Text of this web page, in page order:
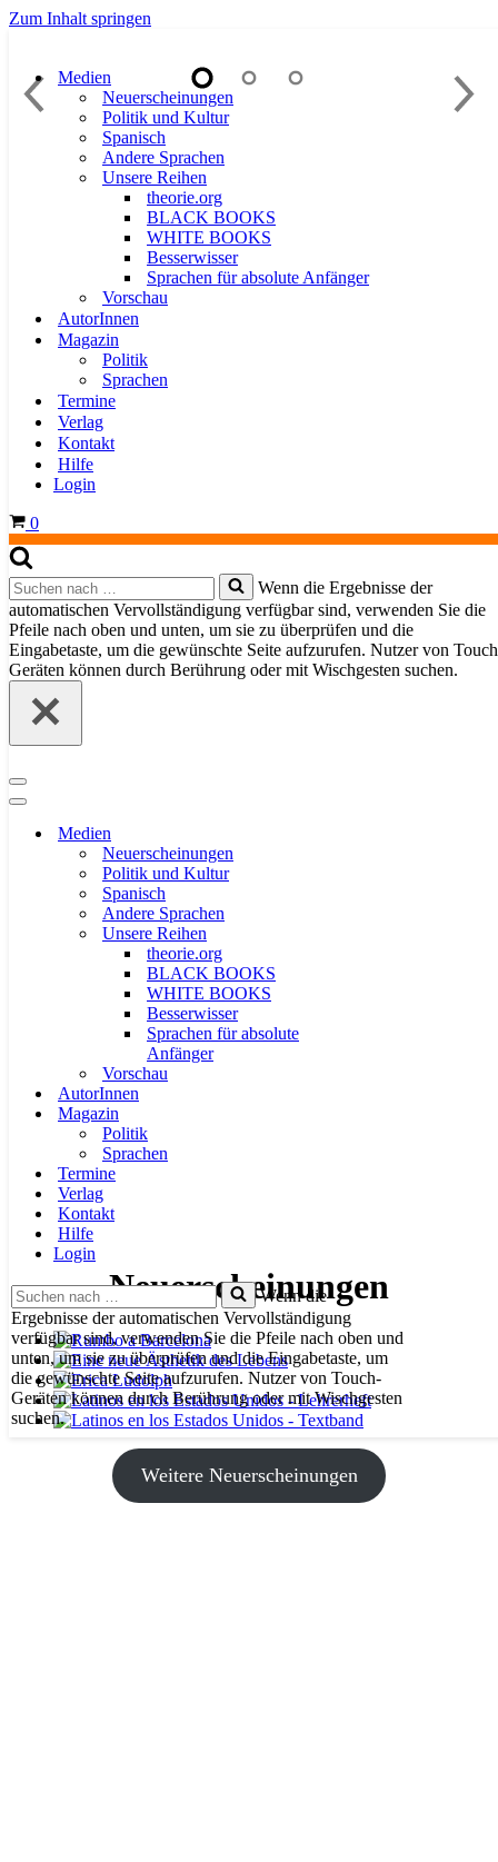
Zum Inhalt springen
Medien
Neuerscheinungen
Politik und Kultur
Spanisch
Andere Sprachen
Unsere Reihen
theorie.org
BLACK BOOKS
WHITE BOOKS
Besserwisser
Sprachen für absolute Anfänger
Vorschau
AutorInnen
Magazin
Politik
Sprachen
Termine
Verlag
Kontakt
Hilfe
Login
Warenkorb
0
Suchen
nach …
Wenn die Ergebnisse der
automatischen Vervollständigung verfügbar sind, verwenden Sie die
Pfeile nach oben und unten, um sie zu überprüfen und die
Eingabetaste, um die gewünschte Seite aufzurufen. Nutzer von
Geräten können durch Berührung oder mit Wischgesten suchen.
Navigationsmenü
Navigationsmenü
Medien
Neuerscheinungen
Politik und Kultur
Spanisch
Andere Sprachen
Unsere Reihen
theorie.org
BLACK BOOKS
WHITE BOOKS
Besserwisser
Sprachen für absolute
Anfänger
Vorschau
AutorInnen
Magazin
Politik
Sprachen
Termine
Verlag
Kontakt
Hilfe
Login
Suchen
nach …
Wenn die
Ergebnisse der automatischen Vervollständigung
verfügbar sind, verwenden Sie die Pfeile nach oben und
unten, um sie zu überprüfen und die Eingabetaste, um
die gewünschte Seite aufzurufen. Nutzer von Touch-
Geräten können durch Berührung oder mit Wischgesten
suchen.
Neuerscheinungen
Weitere Neuerscheinungen